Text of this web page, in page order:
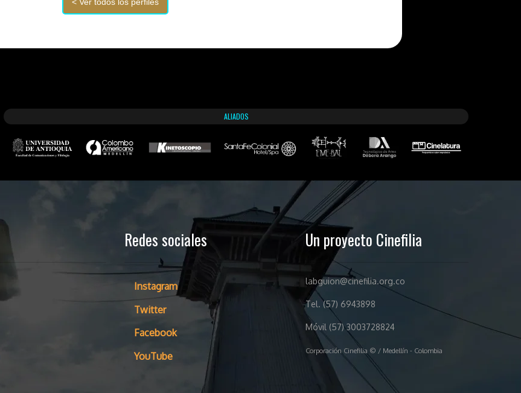
ALIADOS
Redes sociales
Instagram
Twitter
Facebook
YouTube
Un proyecto Cinefilia
labguion@cinefilia.org.co
Tel. (57) 6943898
Móvil (57) 3003728824
Corporación Cinefilia © / Medellín - Colombia